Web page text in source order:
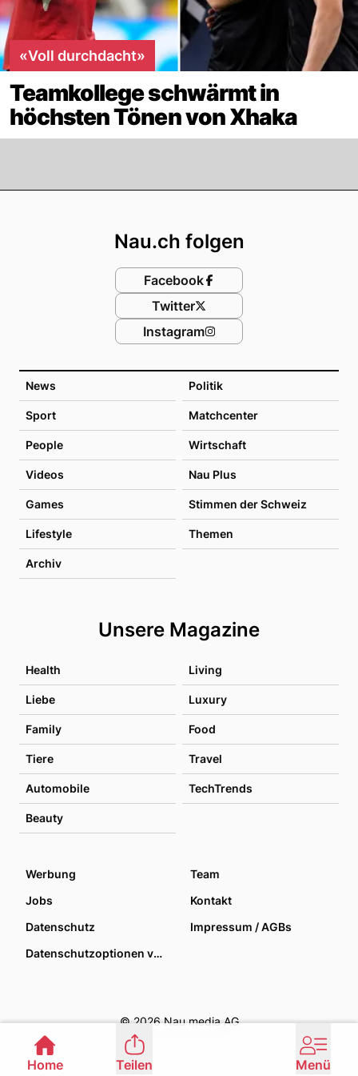
«Voll durchdacht»
Teamkollege schwärmt in
höchsten Tönen von Xhaka
News Politik
Sport Matchcenter
People Wirtschaft
Videos Nau Plus
Games Stimmen der Schweiz
Lifestyle Themen
Archiv
Unsere Magazine
Health Living
Liebe Luxury
Family Food
Tiere Travel
Automobile TechTrends
Beauty
Nau.ch folgen
Facebook
Twitter
Instagram
Werbung
Team
Jobs
Kontakt
Datenschutz
Impressum / AGBs
Datenschutzoptionen verwalten
© 2026 Nau media AG
Home Teilen Menü